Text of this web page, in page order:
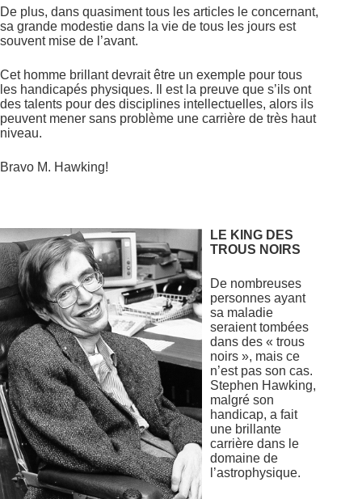
De plus, dans quasiment tous les articles le concernant,
sa grande modestie dans la vie de tous les jours est
souvent mise de l’avant.
Cet homme brillant devrait être un exemple pour tous
les handicapés physiques. Il est la preuve que s’ils ont
des talents pour des disciplines intellectuelles, alors ils
peuvent mener sans problème une carrière de très haut
niveau.
Bravo M. Hawking!
LE KING DES
TROUS NOIRS
De nombreuses
personnes ayant
sa maladie
seraient tombées
dans des « trous
noirs », mais ce
n’est pas son cas.
Stephen Hawking,
malgré son
handicap, a fait
une brillante
carrière dans le
domaine de
l’astrophysique.